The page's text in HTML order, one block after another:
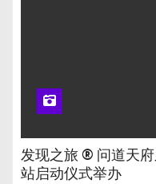
发现之旅 ® 问道天
站启动仪式举办